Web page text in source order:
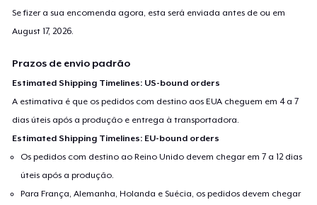
Se fizer a sua encomenda agora, esta será enviada antes de ou em
August 17, 2026.
Prazos de envio padrão
Estimated Shipping Timelines: US-bound orders
A estimativa é que os pedidos com destino aos EUA cheguem em 4 a 7
dias úteis após a produção e entrega à transportadora.
Estimated Shipping Timelines: EU-bound orders
Os pedidos com destino ao Reino Unido devem chegar em 7 a 12 dias
úteis após a produção.
Para França, Alemanha, Holanda e Suécia, os pedidos devem chegar